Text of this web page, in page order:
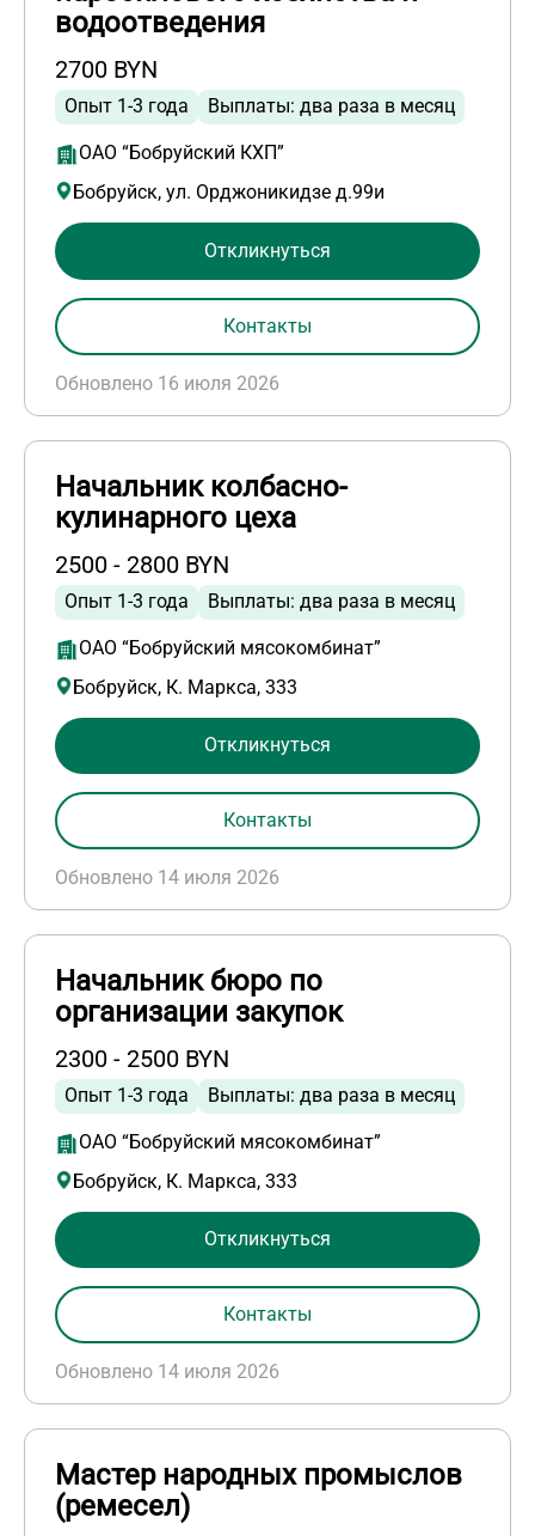
водоотведения
2700 BYN
Опыт 1-3 года Выплаты: два раза в месяц
ОАО “Бобруйский КХП”
Бобруйск, ул. Орджоникидзе д.99и
Обновлено 16 июля 2026
Откликнуться
Контакты
Начальник колбасно-
кулинарного цеха
2500 - 2800 BYN
Опыт 1-3 года Выплаты: два раза в месяц
ОАО “Бобруйский мясокомбинат”
Бобруйск, К. Маркса, 333
Обновлено 14 июля 2026
Откликнуться
Контакты
Начальник бюро по
организации закупок
2300 - 2500 BYN
Опыт 1-3 года Выплаты: два раза в месяц
ОАО “Бобруйский мясокомбинат”
Бобруйск, К. Маркса, 333
Обновлено 14 июля 2026
Откликнуться
Контакты
Мастер народных промыслов
(ремесел)